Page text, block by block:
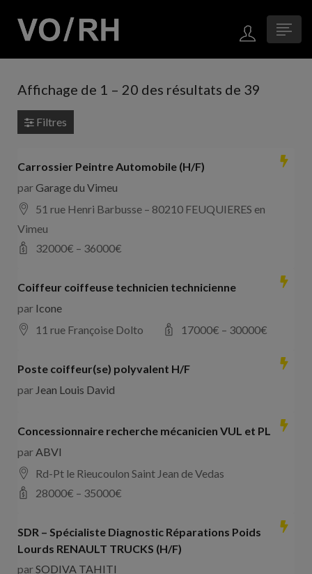
Affichage de 1 – 20 des résultats de 39
Filtres
Carrossier Peintre Automobile (H/F)
parGarage du Vimeu
51 rue Henri Barbusse – 80210 FEUQUIERES en
Vimeu
32000€ – 36000€
Coiffeur coiffeuse technicien technicienne
par Icone
11 rue Françoise Dolto
17000€ – 30000€
Poste coiffeur(se) polyvalent H/F
par Jean Louis David
Concessionnaire recherche mécanicien VUL et PL
parABVI
Rd-Pt le Rieucoulon Saint Jean de Vedas
28000€ – 35000€
SDR – Spécialiste Diagnostic Réparations Poids
Lourds RENAULT TRUCKS (H/F)
parSODIVA TAHITI